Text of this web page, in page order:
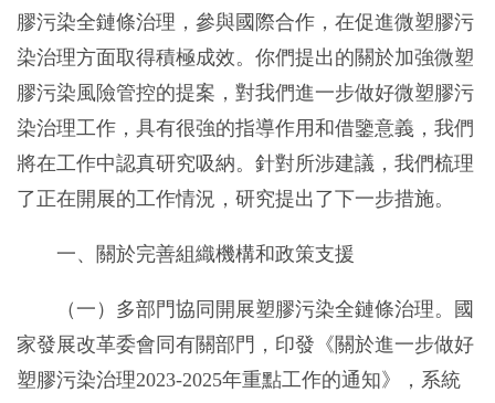
膠污染全鏈條治理，參與國際合作，在促進微塑膠污
染治理方面取得積極成效。你們提出的關於加強微塑
膠污染風險管控的提案，對我們進一步做好微塑膠污
染治理工作，具有很強的指導作用和借鑒意義，我們
將在工作中認真研究吸納。針對所涉建議，我們梳理
了正在開展的工作情況，研究提出了下一步措施。
一、關於完善組織機構和政策支援
（一）多部門協同開展塑膠污染全鏈條治理。國
家發展改革委會同有關部門，印發《關於進一步做好
塑膠污染治理2023-2025年重點工作的通知》，系統